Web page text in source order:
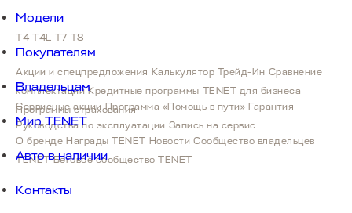
Модели
T4 T4L T7 T8
Покупателям
Акции и спецпредложения Калькулятор Трейд-Ин Сравнение
комплектаций Кредитные программы TENET для бизнеса
Программы страхования
Владельцам
Сервисные акции Программа «Помощь в пути» Гарантия
Руководства по эксплуатации Запись на сервис
Мир TENET
О бренде Награды TENET Новости Сообщество владельцев
TENET Беговое сообщество TENET
Авто в наличии
Контакты
T4
от 2 089 000 ₽
Т4L
от 2 279 000 ₽